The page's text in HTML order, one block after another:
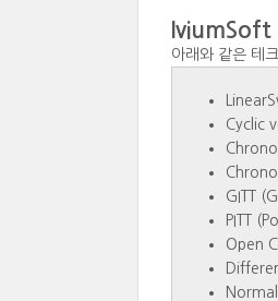
IviumSoft
아래와 같은 테
Cyclic
GITT
PITT
Open